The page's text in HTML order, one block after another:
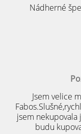
Nádherné
Jsem velice
jsem nekupovala
budu